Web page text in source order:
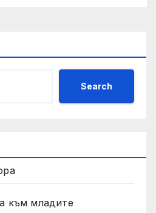
Search
към младите